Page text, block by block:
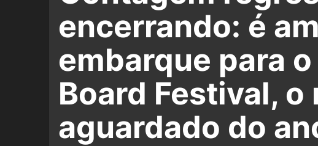
encerrando: é
embarque para
Board Festival, o
aguardado do